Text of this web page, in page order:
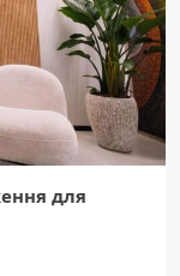
для